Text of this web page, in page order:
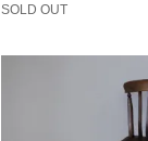
SOLD OUT